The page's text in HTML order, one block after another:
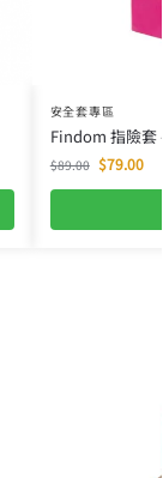
安全套專區
Findom 指險套
$89.00 $79.00